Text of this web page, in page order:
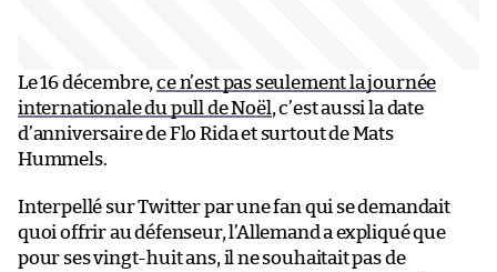
Le 16 décembre,ce n’est pas seulement la journée
internationale du pull de Noël, c’est aussi la date
d’anniversaire de Flo Rida et surtout de Mats
Hummels.
Interpellé sur Twitter par une fan qui se demandait
quoi offrir au défenseur, l’Allemand a expliqué que
pour ses vingt-huit ans, il ne souhaitait pas de